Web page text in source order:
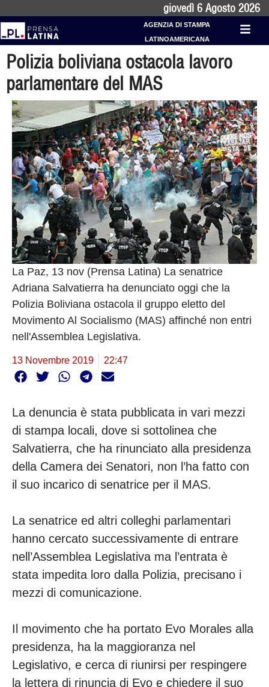
giovedì 6 Agosto 2026
AGENZIA DI STAMPA
LATINOAMERICANA
Polizia boliviana ostacola lavoro
parlamentare del MAS
La Paz, 13 nov (Prensa Latina) La senatrice
Adriana Salvatierra ha denunciato oggi che la
Polizia Boliviana ostacola il gruppo eletto del
Movimento Al Socialismo (MAS) affinché non entri
nell'Assemblea Legislativa.
13 Novembre 2019 22:47
La denuncia è stata pubblicata in vari mezzi
di stampa locali, dove si sottolinea che
Salvatierra, che ha rinunciato alla presidenza
della Camera dei Senatori, non l’ha fatto con
il suo incarico di senatrice per il MAS.
La senatrice ed altri colleghi parlamentari
hanno cercato successivamente di entrare
nell’Assemblea Legislativa ma l’entrata è
stata impedita loro dalla Polizia, precisano i
mezzi di comunicazione.
Il movimento che ha portato Evo Morales alla
presidenza, ha la maggioranza nel
Legislativo, e cerca di riunirsi per respingere
la lettera di rinuncia di Evo e chiedere il suo